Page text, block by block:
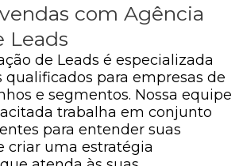
com Agência
Leads
de Leads é especializada
qualificados para empresas de
e segmentos. Nossa equipe
trabalha em conjunto
para entender suas
criar uma estratégia